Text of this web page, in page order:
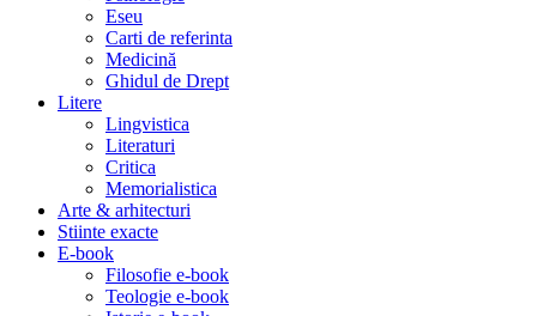
Eseu
Carti de referinta
Medicină
Ghidul de Drept
Litere
Lingvistica
Literaturi
Critica
Memorialistica
Arte & arhitecturi
Stiinte exacte
E-book
Filosofie e-book
Teologie e-book